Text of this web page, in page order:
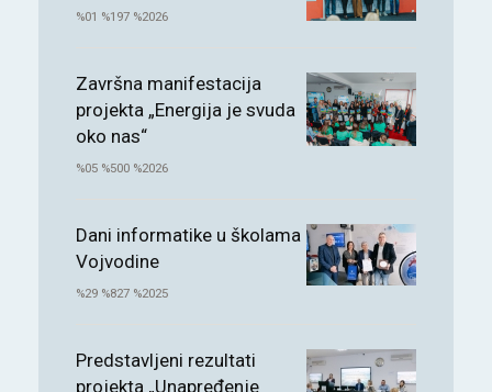
%01 %197 %2026
Završna manifestacija
projekta „Energija je svuda
oko nas“
%05 %500 %2026
Dani informatike u školama
Vojvodine
%29 %827 %2025
Predstavljeni rezultati
projekta „Unapređenje